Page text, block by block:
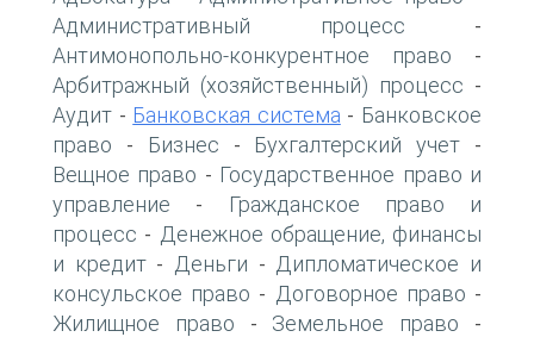
Административный процесс -
Антимонопольно-конкурентное право -
Арбитражный (хозяйственный) процесс -
Аудит - Банковская система - Банковское
право - Бизнес - Бухгалтерский учет -
Вещное право - Государственное право и
управление -
Гражданское право и
процесс - Денежное обращение, финансы
и кредит- Деньги - Дипломатическое и
консульское право - Договорное право -
Жилищное право - Земельное право -